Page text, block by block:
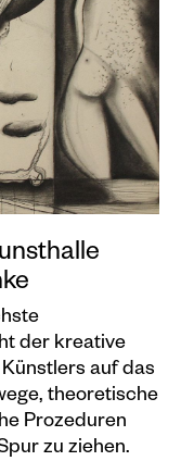
der kreative
auf das
theoretische
Prozeduren
zu ziehen.